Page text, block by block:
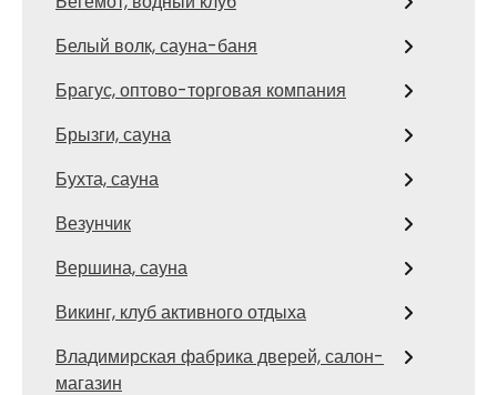
Белый волк, сауна-баня
Брагус, оптово-торговая компания
Брызги, сауна
Бухта, сауна
Везунчик
Вершина, сауна
Викинг, клуб активного отдыха
Владимирская фабрика дверей, салон-
магазин